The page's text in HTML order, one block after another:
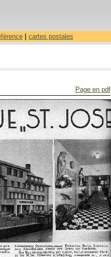
| cartes postales
Page en pdf